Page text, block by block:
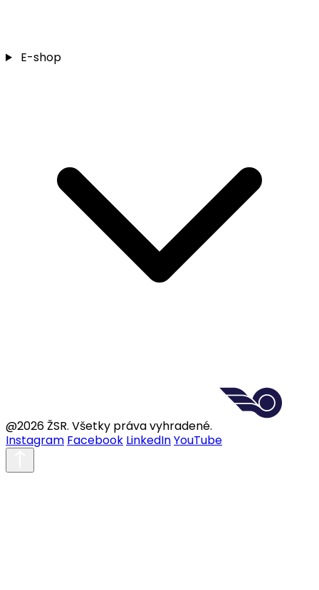
E-shop
@2026 ŽSR. Všetky práva vyhradené.
Instagram Facebook LinkedInYouTube